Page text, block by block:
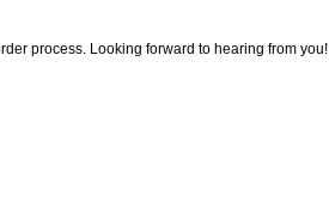
process. Looking forward to hearing from you!